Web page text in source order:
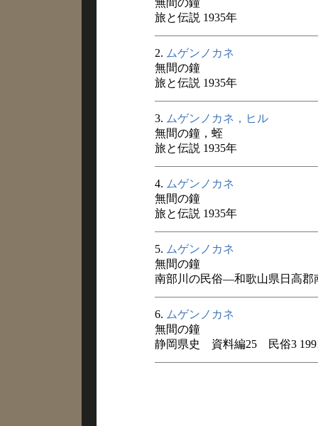
無間の鐘
旅と伝説 1935年
2. ムゲンノカネ
無間の鐘
旅と伝説 1935年
3. ムゲンノカネ，ヒル
無間の鐘，蛭
旅と伝説 1935年
4. ムゲンノカネ
無間の鐘
旅と伝説 1935年
5. ムゲンノカネ
無間の鐘
南部川の民俗―和歌山県日高郡
6. ムゲンノカネ
無間の鐘
静岡県史 資料編25 民俗3